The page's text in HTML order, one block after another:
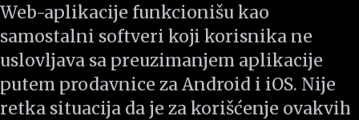
Web-aplikacije funkcionišu kao
samostalni softveri koji korisnika ne
uslovljava sa preuzimanjem aplikacije
putem prodavnice za Android i iOS. Nije
retka situacija da je za korišćenje ovakvih